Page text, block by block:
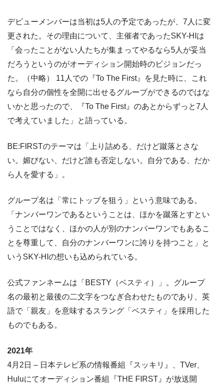
デビューメンバーは当初は5人の予定であったが、7人に変
更された。その理由について、主催者であったSKY-HIは
「会ったことがない人たちが集まってやるなら5人が妥当
だろうというのがオーディション開始時のビジョンだっ
た。（中略） 11人での『To The First』を見た時に、これ
なら自分の個性を全開に出せるグループができるのではな
いかと思ったので、『To The First』のあとからずっと7人
で考えていました」と語っている。
BE:FIRSTのテーマは「上り詰める、だけど蹴落とさな
い。媚びない、だけど誰も否定しない。自分である、だか
ら人を愛する」。
グループ名は「常にトップを狙う」という意味である。
「ナンバーワンであるということは、ほかを蹴落とすとい
うことではなく、ほかの人が別のナンバーワンでもあるこ
とを尊重して、自分のナンバーワンに誇りを持つこと」と
いうSKY-HIの想いも込められている。
公式ファンネームは「BESTY（ベスティ）」。グループ
名の最初と最後の二文字をつなぎ合わせたものであり、英
語で「親友」を意味するスラング「ベスティ」を採用した
ものでもある。
2021年
4月2日 – 日本テレビ系の情報番組『スッキリ』、TVer、
Huluにてオーディション番組『THE FIRST』が放送開